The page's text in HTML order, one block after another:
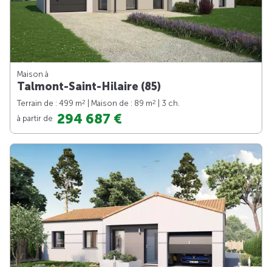
Maison à
Talmont-Saint-Hilaire (85)
Terrain de : 499 m2 | Maison de : 89 m2
| 3 ch.
à partir de 294 687 €